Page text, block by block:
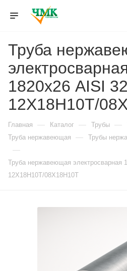
Труба
электросварная
1820х26 AISI
12Х18Н10Т/
Главная — Каталог — Трубы —
Труба нержавеющая — Трубы
—
Труба нержавеющая электросварная
12Х18Н10Т/08Х18Н10Т